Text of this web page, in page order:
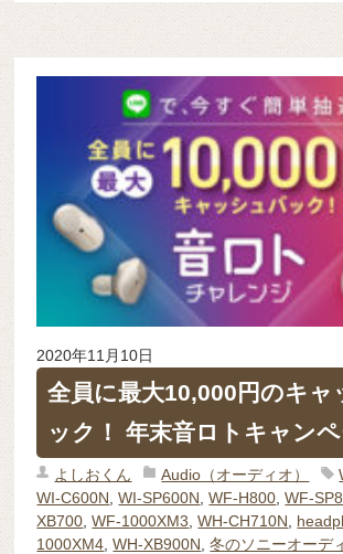
2020年11月10日
全員に最大10,000円のキャ
ック！ 年末音ロトキャン
よしおくん Audio（オーディオ）
WI-C600N ,WI-SP600N ,WF-H800 ,WF-
XB700 ,WF-1000XM3 ,WH-CH710N
1000XM4 ,WH-XB900N ,冬のソニーオーデ